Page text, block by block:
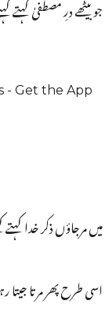
جو بیٹھے درِ مصطفیٰ کہتے
- Get the App
میں مرجاؤں ذکر خدا
اسی طرح پھر مرتا جیتا